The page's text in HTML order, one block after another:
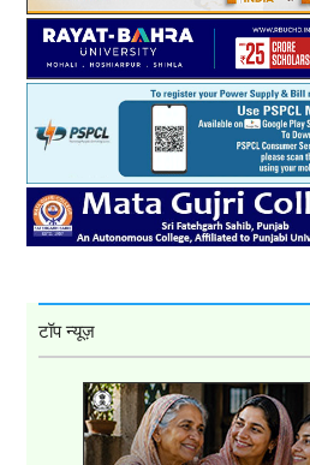
टॉप न्यूज़